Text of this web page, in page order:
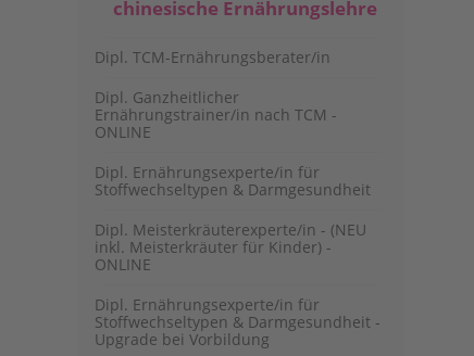
chinesische Ernährungslehre
Dipl. TCM-Ernährungsberater/in
Dipl. Ganzheitlicher
Ernährungstrainer/in nach TCM -
ONLINE
Dipl. Ernährungsexperte/in für
Stoffwechseltypen & Darmgesundheit
Dipl. Meisterkräuterexperte/in - (NEU
inkl. Meisterkräuter für Kinder) -
ONLINE
Dipl. Ernährungsexperte/in für
Stoffwechseltypen & Darmgesundheit -
Upgrade bei Vorbildung